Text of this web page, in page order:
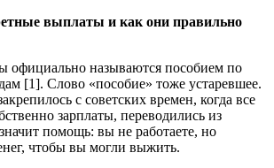
выплаты и как они правильно
официально называются пособием по
[1]. Слово «пособие» тоже устаревшее.
с советских времен, когда все
зарплаты, переводились из
помощь: вы не работаете, но
чтобы вы могли выжить.